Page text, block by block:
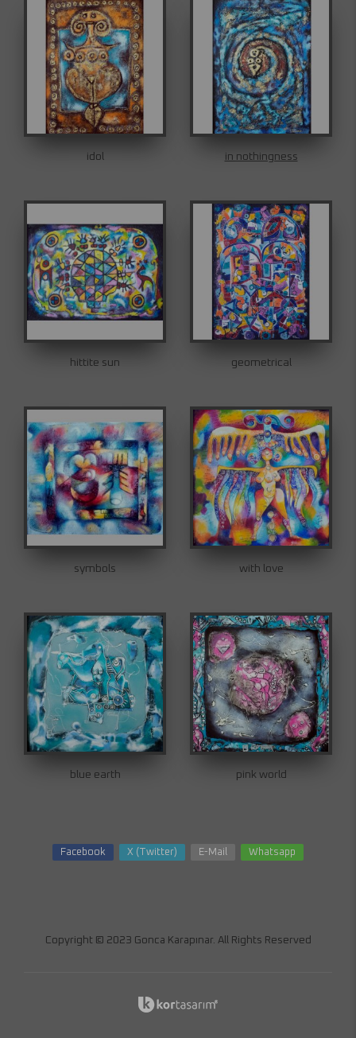
idol in nothingness
hittite sun geometrical
symbols with love
blue earth pink world
Facebook X (Twitter) E-Mail Whatsapp
Copyright © 2023 Gonca Karapınar. All Rights Reserved